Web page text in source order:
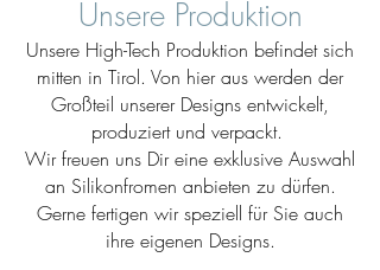
Unsere Produktion
Unsere High-Tech Produktion befindet sich
mitten in Tirol. Von hier aus werden der
Großteil unserer Designs entwickelt,
produziert und verpackt.
Wir freuen uns Dir eine exklusive Auswahl
an Silikonfromen anbieten zu dürfen.
Gerne fertigen wir speziell für Sie auch
ihre eigenen Designs.